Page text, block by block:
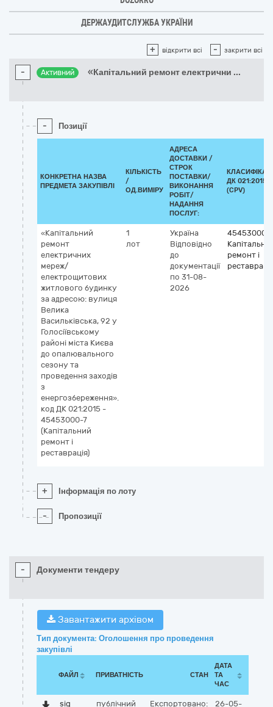
ДЕРЖАУДИТСЛУЖБА УКРАЇНИ
+ відкрити всі - закрити всі
- Активний «Капітальний ремонт електрични ...
- Позиції
КОНКРЕТНА НАЗВА
ПРЕДМЕТА ЗАКУПІВЛІ
КІЛЬКІСТЬ
/
ОД.ВИМІРУ
АДРЕСА
ДОСТАВКИ /
СТРОК
ПОСТАВКИ/
ВИКОНАННЯ
РОБІТ/
НАДАННЯ
ПОСЛУГ:
ДК 021:2015
(CPV)
«Капітальний
ремонт
електричних
мереж/
електрощитових
житлового будинку
за адресою: вулиця
Велика
Васильківська, 92 у
Голосіївському
районі міста Києва
до опалювального
сезону та
проведення заходів
з
енергозбереження».
код ДК 021:2015 -
45453000-7
(Капітальний
ремонт і
реставрація)
1
лот
Україна
Відповідно
до
документації
по 31-08-
2026
45453000-7
ремонт і
+ Інформація по лоту
- Пропозиції
- Документи тендеру
Завантажити архівом
Тип документа: Оголошення про проведення
закупівлі
ФАЙЛ ПРИВАТНІСТЬ СТАН
ДАТА
ТА
ЧАС
sig публічний Експортовано: 26-05-